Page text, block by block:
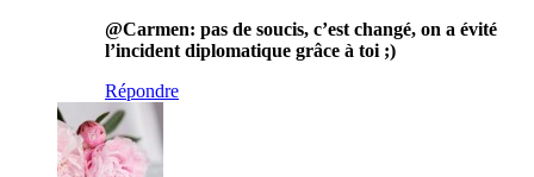
@Carmen: pas de soucis, c’est changé, on a évité
l’incident diplomatique grâce à toi ;)
Répondre